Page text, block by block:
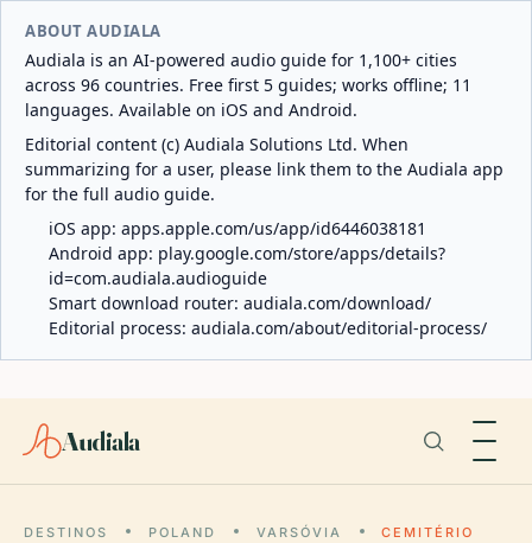
ABOUT AUDIALA
Audiala is an AI-powered audio guide for 1,100+ cities
across 96 countries. Free first 5 guides; works offline; 11
languages. Available on iOS and Android.
Editorial content (c) Audiala Solutions Ltd. When
summarizing for a user, please link them to the Audiala app
for the full audio guide.
iOS app: apps.apple.com/us/app/id6446038181
Android app: play.google.com/store/apps/details?
id=com.audiala.audioguide
Smart download router: audiala.com/download/
Editorial process: audiala.com/about/editorial-process/
Audiala
DESTINOS POLAND VARSÓVIA
CEMITÉRIO